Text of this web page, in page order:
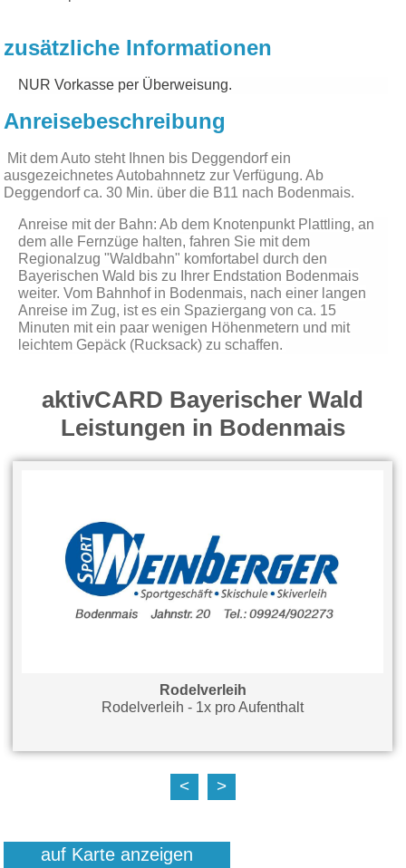
zusätzliche Informationen
NUR Vorkasse per Überweisung.
Anreisebeschreibung
Mit dem Auto steht Ihnen bis Deggendorf ein
ausgezeichnetes Autobahnnetz zur Verfügung. Ab
Deggendorf ca. 30 Min. über die B11 nach Bodenmais.
Anreise mit der Bahn: Ab dem Knotenpunkt Plattling, an
dem alle Fernzüge halten, fahren Sie mit dem
Regionalzug "Waldbahn" komfortabel durch den
Bayerischen Wald bis zu Ihrer Endstation Bodenmais
weiter. Vom Bahnhof in Bodenmais, nach einer langen
Anreise im Zug, ist es ein Spaziergang von ca. 15
Minuten mit ein paar wenigen Höhenmetern und mit
leichtem Gepäck (Rucksack) zu schaffen.
aktivCARD Bayerischer Wald
Leistungen in Bodenmais
Rodelverleih
Rodelverleih - 1x pro Aufenthalt
< >
auf Karte anzeigen